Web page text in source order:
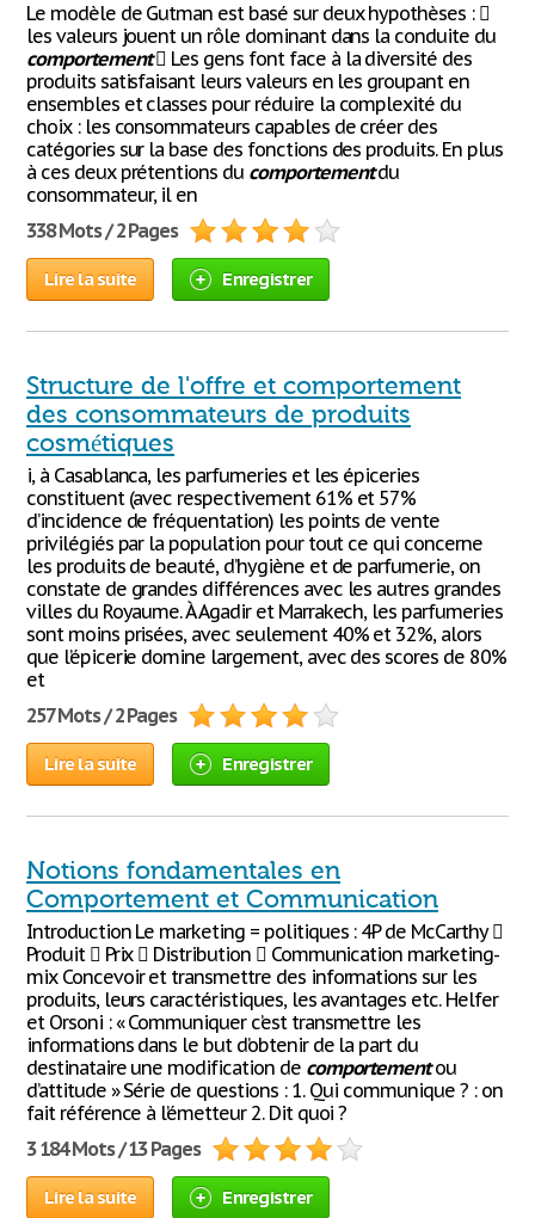
Le modèle de Gutman est basé sur deux hypothèses : 
les valeurs jouent un rôle dominant dans la conduite du
comportement Les gens font face à la diversité des
produits satisfaisant leurs valeurs en les groupant en
ensembles et classes pour réduire la complexité du
choix : les consommateurs capables de créer des
catégories sur la base des fonctions des produits. En plus
à ces deux prétentions du comportementdu
consommateur, il en
338 Mots / 2 Pages
Lire la suite Enregistrer
Structure de l'offre et comportement
des consommateurs de produits
cosmétiques
i, à Casablanca, les parfumeries et les épiceries
constituent (avec respectivement 61% et 57%
d’incidence de fréquentation) les points de vente
privilégiés par la population pour tout ce qui concerne
les produits de beauté, d’hygiène et de parfumerie, on
constate de grandes différences avec les autres grandes
villes du Royaume. À Agadir et Marrakech, les parfumeries
sont moins prisées, avec seulement 40% et 32%, alors
que l’épicerie domine largement, avec des scores de 80%
et
257 Mots / 2 Pages
Lire la suite Enregistrer
Notions fondamentales en
Comportement et Communication
Introduction Le marketing = politiques : 4P de McCarthy 
Produit  Prix  Distribution  Communication marketing-
mix Concevoir et transmettre des informations sur les
produits, leurs caractéristiques, les avantages etc. Helfer
et Orsoni : « Communiquer c’est transmettre les
informations dans le but d’obtenir de la part du
destinataire une modification de comportementou
d’attitude » Série de questions : 1. Qui communique ? : on
fait référence à l’émetteur 2. Dit quoi ?
3 184 Mots / 13 Pages
Lire la suite Enregistrer